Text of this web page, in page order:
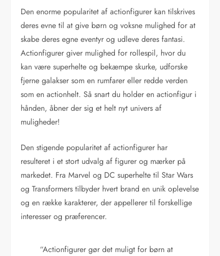
Den enorme popularitet af actionfigurer kan tilskrives
deres evne til at give børn og voksne mulighed for at
skabe deres egne eventyr og udleve deres fantasi.
Actionfigurer giver mulighed for rollespil, hvor du
kan være superhelte og bekæmpe skurke, udforske
fjerne galakser som en rumfarer eller redde verden
som en actionhelt. Så snart du holder en actionfigur i
hånden, åbner der sig et helt nyt univers af
muligheder!
Den stigende popularitet af actionfigurer har
resulteret i et stort udvalg af figurer og mærker på
markedet. Fra Marvel og DC superhelte til Star Wars
og Transformers tilbyder hvert brand en unik oplevelse
og en række karakterer, der appellerer til forskellige
interesser og præferencer.
“Actionfigurer gør det muligt for børn at